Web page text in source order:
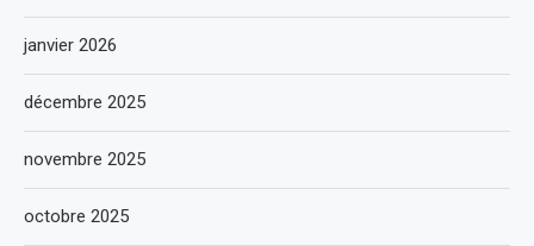
janvier 2026
décembre 2025
novembre 2025
octobre 2025